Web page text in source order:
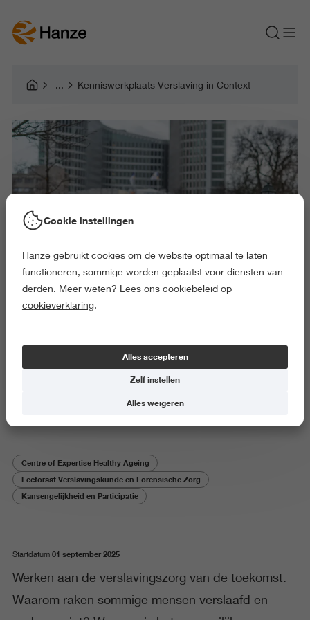
Kenniswerkplaats Verslaving in Context
Kenniswerk­plaats Verslaving in
Onderzoeksproject
Centre of Expertise Healthy Ageing
Lectoraat Verslavingskunde en Forensische Zorg
Kansengelijkheid en Participatie
Startdatum 01 september 2025
Werken aan de verslavingszorg van de toekomst.
Waarom raken sommige mensen verslaafd en
Cookie instellingen
Hanze gebruikt cookies om de website optimaal te laten
functioneren, sommige worden geplaatst voor diensten van
derden. Meer weten? Lees ons cookiebeleid op
cookieverklaring.
Alles accepteren
Zelf instellen
Alles weigeren